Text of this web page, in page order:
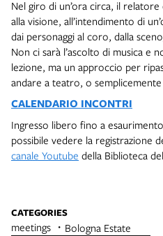
Nel giro di un’ora circa, il
alla visione, all’intendimento di
dai personaggi al coro, dalla
Non ci sarà l’ascolto di musica e
lezione, ma un approccio per
andare a teatro, o
CALENDARIO INCONTRI
Ingresso libero fino a
possibile vedere la registrazione
canale Youtube della Biblioteca
CATEGORIES
meetings Bologna Estate